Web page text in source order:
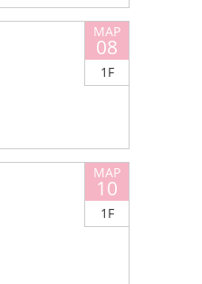
08
1F
10
1F